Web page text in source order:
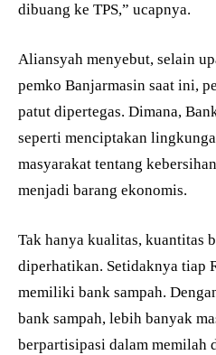
dibuang ke TPS,” ucapnya.
Aliansyah menyebut, selain
pemko Banjarmasin saat ini,
patut dipertegas. Dimana,
seperti menciptakan
masyarakat tentang
menjadi barang ekonomis.
Tak hanya kualitas, kuantitas
diperhatikan. Setidaknya tiap
memiliki bank sampah.
bank sampah, lebih banyak
berpartisipasi dalam memilah